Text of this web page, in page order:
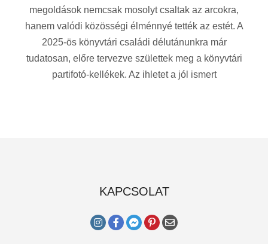
megoldások nemcsak mosolyt csaltak az arcokra,
hanem valódi közösségi élménnyé tették az estét. A
2025-ös könyvtári családi délutánunkra már
tudatosan, előre tervezve születtek meg a könyvtári
partifotó-kellékek. Az ihletet a jól ismert
KAPCSOLAT